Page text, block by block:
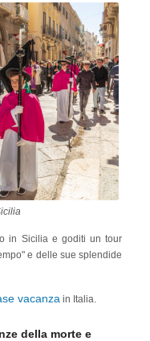
di Prizzi e Adrano
mescolano il sacro con il
in Sicilia e goditi un tour
e delle sue splendide
vacanza in Italia.
della morte e